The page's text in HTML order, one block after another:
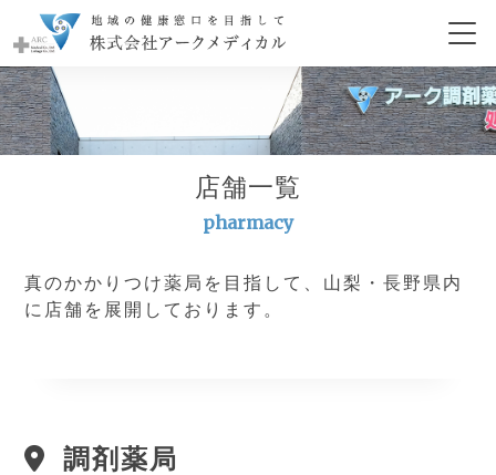
店舗一覧
pharmacy
真のかかりつけ薬局を目指して、山梨・長野県内
に店舗を展開しております。
調剤薬局